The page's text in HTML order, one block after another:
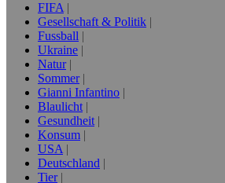
FIFA
Gesellschaft & Politik
Fussball
Ukraine
Natur
Sommer
Gianni Infantino
Blaulicht
Gesundheit
Konsum
USA
Deutschland
Tier